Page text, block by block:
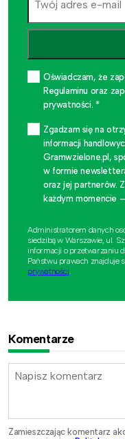
Oświadczam, że
Regulaminu oraz
prywatności. *
Zgadzam się na
informacji
Gramwzielone.pl,
w formie
oraz jej partnerów.
każdym momencie
Administratorem danych
siedzibą w Warszawie, ul.
informacji o przetwarzaniu
Państwu prawach znajduje
prywatności.
Komentarze
Zamieszczając komentarz